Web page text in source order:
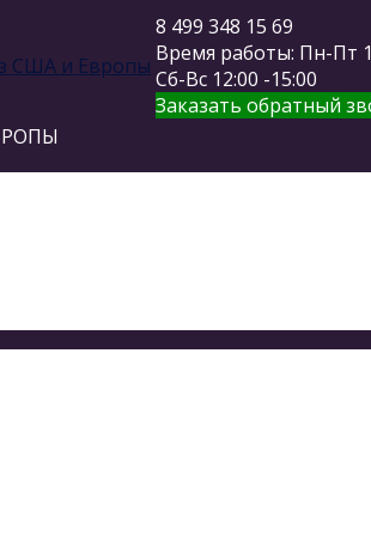
8 499 348 15 69
Время работы: Пн-Пт
Сб-Вс 12:00 -15:00
Заказать обратный